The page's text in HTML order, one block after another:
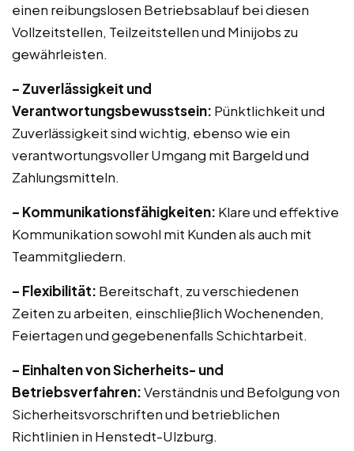
einen reibungslosen Betriebsablauf bei diesen
Vollzeitstellen, Teilzeitstellen und Minijobs zu
gewährleisten.
– Zuverlässigkeit und
Verantwortungsbewusstsein: Pünktlichkeit und
Zuverlässigkeit sind wichtig, ebenso wie ein
verantwortungsvoller Umgang mit Bargeld und
Zahlungsmitteln.
– Kommunikationsfähigkeiten: Klare und effektive
Kommunikation sowohl mit Kunden als auch mit
Teammitgliedern.
– Flexibilität: Bereitschaft, zu verschiedenen
Zeiten zu arbeiten, einschließlich Wochenenden,
Feiertagen und gegebenenfalls Schichtarbeit.
– Einhalten von Sicherheits- und
Betriebsverfahren:Verständnis und Befolgung von
Sicherheitsvorschriften und betrieblichen
Richtlinien in Henstedt-Ulzburg.